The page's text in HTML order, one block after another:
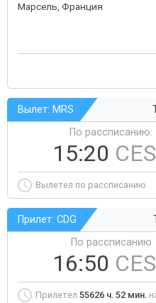
Марсель, Франция
Вылет: MRS
По рассписанию:
15:20
Вылетел по рассписанию
Прилет: CDG
По рассписанию
16:50
Прилетел 55626 ч. 52 мин.